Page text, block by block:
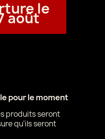
le
août
pour le moment
produits seront
qu'ils seront